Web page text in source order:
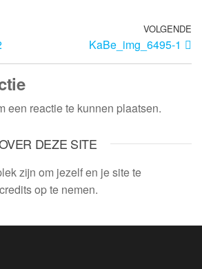
VOLGENDE
KaBe_img_6495-1
een reactie te kunnen plaatsen.
DEZE SITE
zijn om jezelf en je site te
op te nemen.